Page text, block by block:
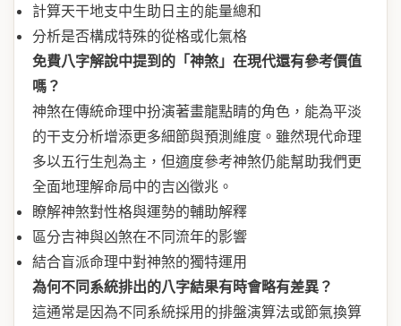
計算天干地支中生助日主的能量總和
分析是否構成特殊的從格或化氣格
免費八字解說中提到的「神煞」在現代還有參考價值
嗎？
神煞在傳統命理中扮演著畫龍點睛的角色，能為平淡
的干支分析增添更多細節與預測維度。雖然現代命理
多以五行生剋為主，但適度參考神煞仍能幫助我們更
全面地理解命局中的吉凶徵兆。
瞭解神煞對性格與運勢的輔助解釋
區分吉神與凶煞在不同流年的影響
結合盲派命理中對神煞的獨特運用
為何不同系統排出的八字結果有時會略有差異？
這通常是因為不同系統採用的排盤演算法或節氣換算